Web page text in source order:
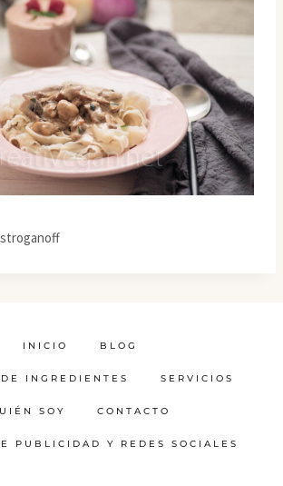
INICIO BLOG
INGREDIENTES SERVICIOS
SOY CONTACTO
PUBLICIDAD Y REDES SOCIALES